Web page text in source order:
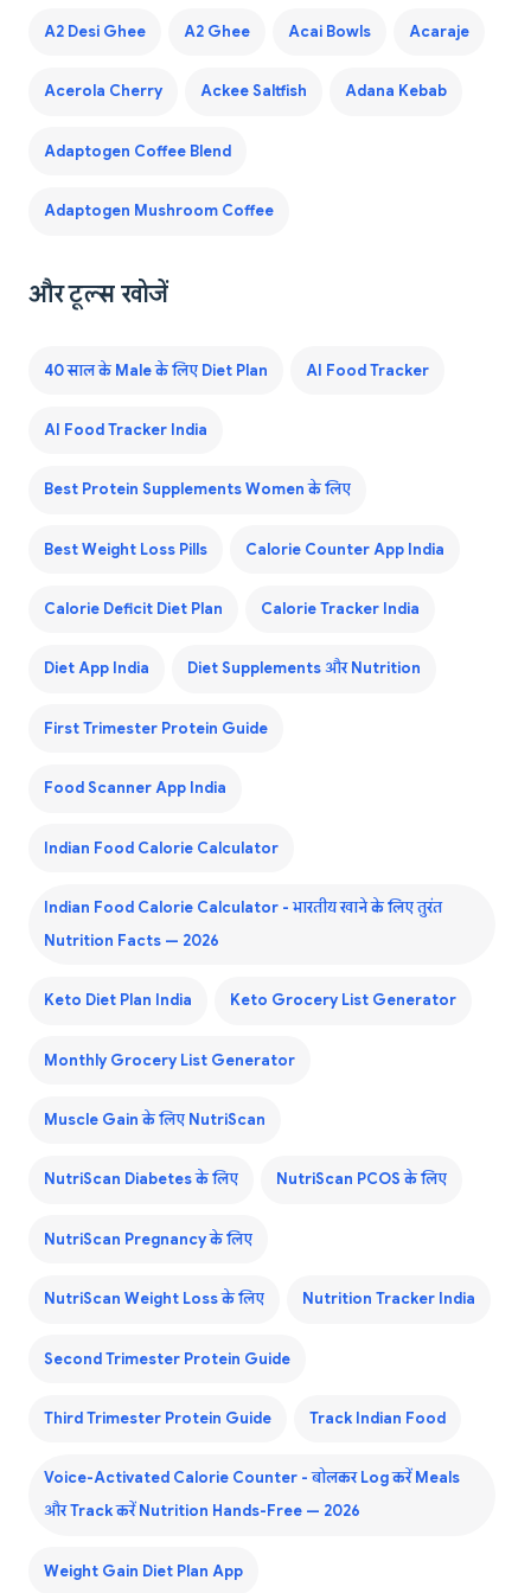
A2 Desi Ghee A2 Ghee Acai Bowls Acaraje
Acerola Cherry Ackee Saltfish Adana Kebab
Adaptogen Coffee Blend
Adaptogen Mushroom Coffee
और टूल्स खोजें
40 साल के Male के लिए Diet Plan AI Food Tracker
AI Food Tracker India
Best Protein Supplements Women के लिए
Best Weight Loss Pills Calorie Counter App India
Calorie Deficit Diet Plan Calorie Tracker India
Diet App India Diet Supplements और Nutrition
First Trimester Protein Guide
Food Scanner App India
Indian Food Calorie Calculator
Indian Food Calorie Calculator - भारतीय खाने के लिए तुरंत
Nutrition Facts — 2026
Keto Diet Plan India Keto Grocery List Generator
Monthly Grocery List Generator
Muscle Gain के लिए NutriScan
NutriScan Diabetes के लिए NutriScan PCOS के लिए
NutriScan Pregnancy के लिए
NutriScan Weight Loss के लिए Nutrition Tracker India
Second Trimester Protein Guide
Third Trimester Protein Guide Track Indian Food
Voice-Activated Calorie Counter - बोलकर Log करें Meals
और Track करें Nutrition Hands-Free — 2026
Weight Gain Diet Plan App